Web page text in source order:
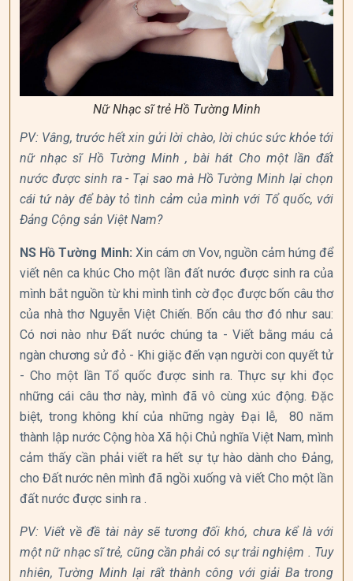
Nữ Nhạc sĩ trẻ Hồ Tường Minh
PV: Vâng, trước hết xin gửi lời chào, lời chúc sức khỏe tới
nữ nhạc sĩ Hồ Tường Minh , bài hát Cho một lần đất
nước được sinh ra - Tại sao mà Hồ Tường Minh lại chọn
cái tứ này để bày tỏ tình cảm của mình với Tổ quốc, với
Đảng Cộng sản Việt Nam?
NS Hồ Tường Minh: Xin cám ơn Vov, nguồn cảm hứng để
viết nên ca khúc Cho một lần đất nước được sinh ra của
mình bắt nguồn từ khi mình tình cờ đọc được bốn câu thơ
của nhà thơ Nguyễn Việt Chiến. Bốn câu thơ đó như sau:
Có nơi nào như Đất nước chúng ta - Viết bằng máu cả
ngàn chương sử đỏ - Khi giặc đến vạn người con quyết tử
- Cho một lần Tổ quốc được sinh ra. Thực sự khi đọc
những cái câu thơ này, mình đã vô cùng xúc động. Đặc
biệt, trong không khí của những ngày Đại lễ, 80 năm
thành lập nước Cộng hòa Xã hội Chủ nghĩa Việt Nam, mình
cảm thấy cần phải viết ra hết sự tự hào dành cho Đảng,
cho Đất nước nên mình đã ngồi xuống và viết Cho một lần
đất nước được sinh ra .
PV: Viết về đề tài này sẽ tương đối khó, chưa kể là với
một nữ nhạc sĩ trẻ, cũng cần phải có sự trải nghiệm . Tuy
nhiên, Tường Minh lại rất thành công với giải Ba trong